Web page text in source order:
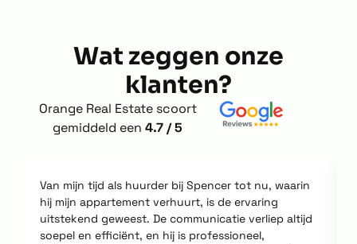
Wat zeggen onze
klanten?
Orange Real Estate scoort
gemiddeld een 4.7 / 5
Van mijn tijd als huurder bij Spencer tot nu, waarin
hij mijn appartement verhuurt, is de ervaring
uitstekend geweest. De communicatie verliep altijd
soepel en efficiënt, en hij is professioneel,